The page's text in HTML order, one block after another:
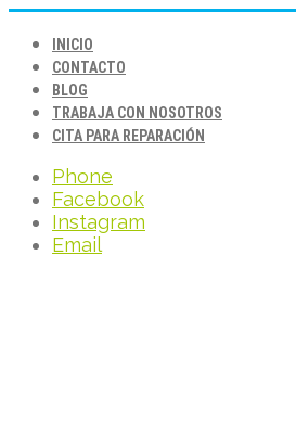
INICIO
CONTACTO
BLOG
TRABAJA CON NOSOTROS
CITA PARA REPARACIÓN
Phone
Facebook
Instagram
Email